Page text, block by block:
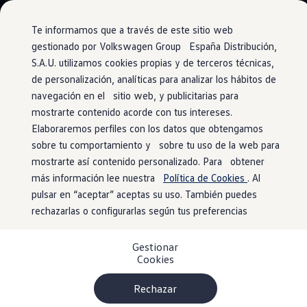
Te informamos que a través de este sitio web
gestionado por Volkswagen Group España Distribución,
S.A.U. utilizamos cookies propias y de terceros técnicas,
de personalización, analíticas para analizar los hábitos de
navegación en el sitio web, y publicitarias para
mostrarte contenido acorde con tus intereses.
Elaboraremos perfiles con los datos que obtengamos
sobre tu comportamiento y sobre tu uso de la web para
mostrarte así contenido personalizado. Para obtener
más información lee nuestra Política de Cookies . Al
pulsar en “aceptar” aceptas su uso. También puedes
rechazarlas o configurarlas según tus preferencias
Rechazar
Gestionar
Cookies
Ir
directamente
al contenido
Ir
directamente
al pie de
página
ComercialesConoce todos los modelos
Configura todos los modelos
Ver todos los modelos
Ver todos los modelos
Soluciones estandarizadas
Campers
Ofertas y stock
Ofertas para profesionales
Volkswagen nuevo en stock
Volkswagen de ocasión en stock
Ofertas para particulares
Volkswagen nuevo en stock
Volkswagen de ocasión
Eléctricos e híbridos
Simulador de autonomía
Simulador de carga
Ventajas para profesionales
Ventajas para particulares
Profesionales
My Leasing
Amazon Alexa
Amazon Alexa
¿Hacer la lista de la compra o controlar tu casa inteligente
mientras conduces? Ahora con Amazon Alexapodrás
Volkswagen
poder utilizar Alexa en el coche debes disponer del control
por voz para el sistema de infotainment y un paquete de
datos adicional, que se puede obtener a través de un punto